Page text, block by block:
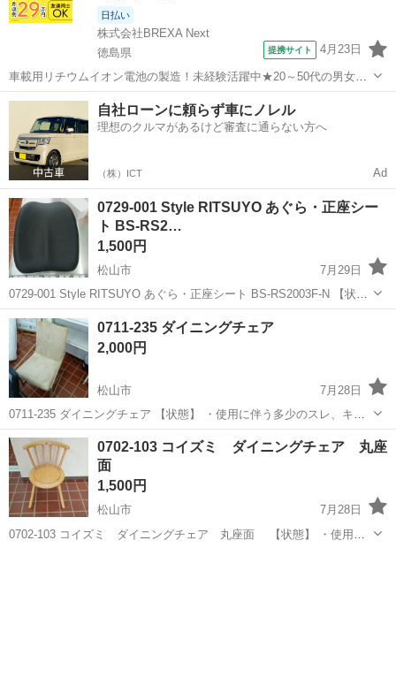
日払い
株式会社BREXA Next
徳島県
提携サイト 4月23日
車載用リチウムイオン電池の製造！未経験活躍中★20～50代の男女活
躍中！寮費無料★備品付き1R寮完備！自宅からマイカー通勤OK！無料
駐車場完備◎正社員登用制度あり！《徳島県板野郡松茂町》 人気の工
場のお仕事 ◇車載用リチウ...
徳島 その他
自社ローンに頼らず車にノレル
理想のクルマがあるけど審査に通らない方へ
（株）ICT Ad
0729-001 Style RITSUYO あぐら・正座シー
ト BS-RS2…
1,500円
松山市
7月29日
0729-001 Style RITSUYO あぐら・正座シート BS-RS2003F-N 【状
態】 ・使用に伴う多少のスレ、キズ、落としきれない汚れなどござい
ます ・詳細は現地でご確認ください ・お値引きは...
愛媛 松山市 RS2
0711-235 ダイニングチェア
2,000円
松山市
7月28日
0711-235 ダイニングチェア 【状態】 ・使用に伴う多少のスレ、キ
ズ、落としきれない汚れなどございます ・詳細は現地でご確認くださ
い ・お値引きは出来かねますのでご了承願います ※中古品のため、状
態に...
愛媛 松山市 椅子 現地
0702-103 コイズミ ダイニングチェア 丸座
面
1,500円
松山市
7月28日
0702-103 コイズミ ダイニングチェア 丸座面 【状態】 ・使用に